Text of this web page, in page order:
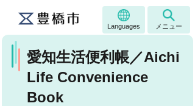
Languages メニュー
愛知生活便利帳／Aichi
Life Convenience
Book